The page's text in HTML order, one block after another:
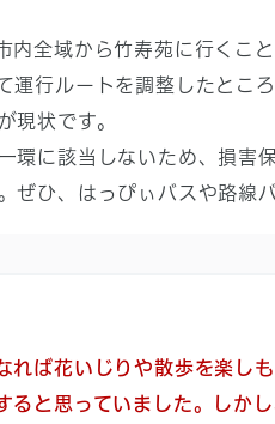
全域から竹寿苑に行くこ
運行ルートを調整したとこ
現状です。
に該当しないため、損害
ひ、はっぴぃバスや路線
れば花いじりや散歩を楽し
ると思っていました。しか